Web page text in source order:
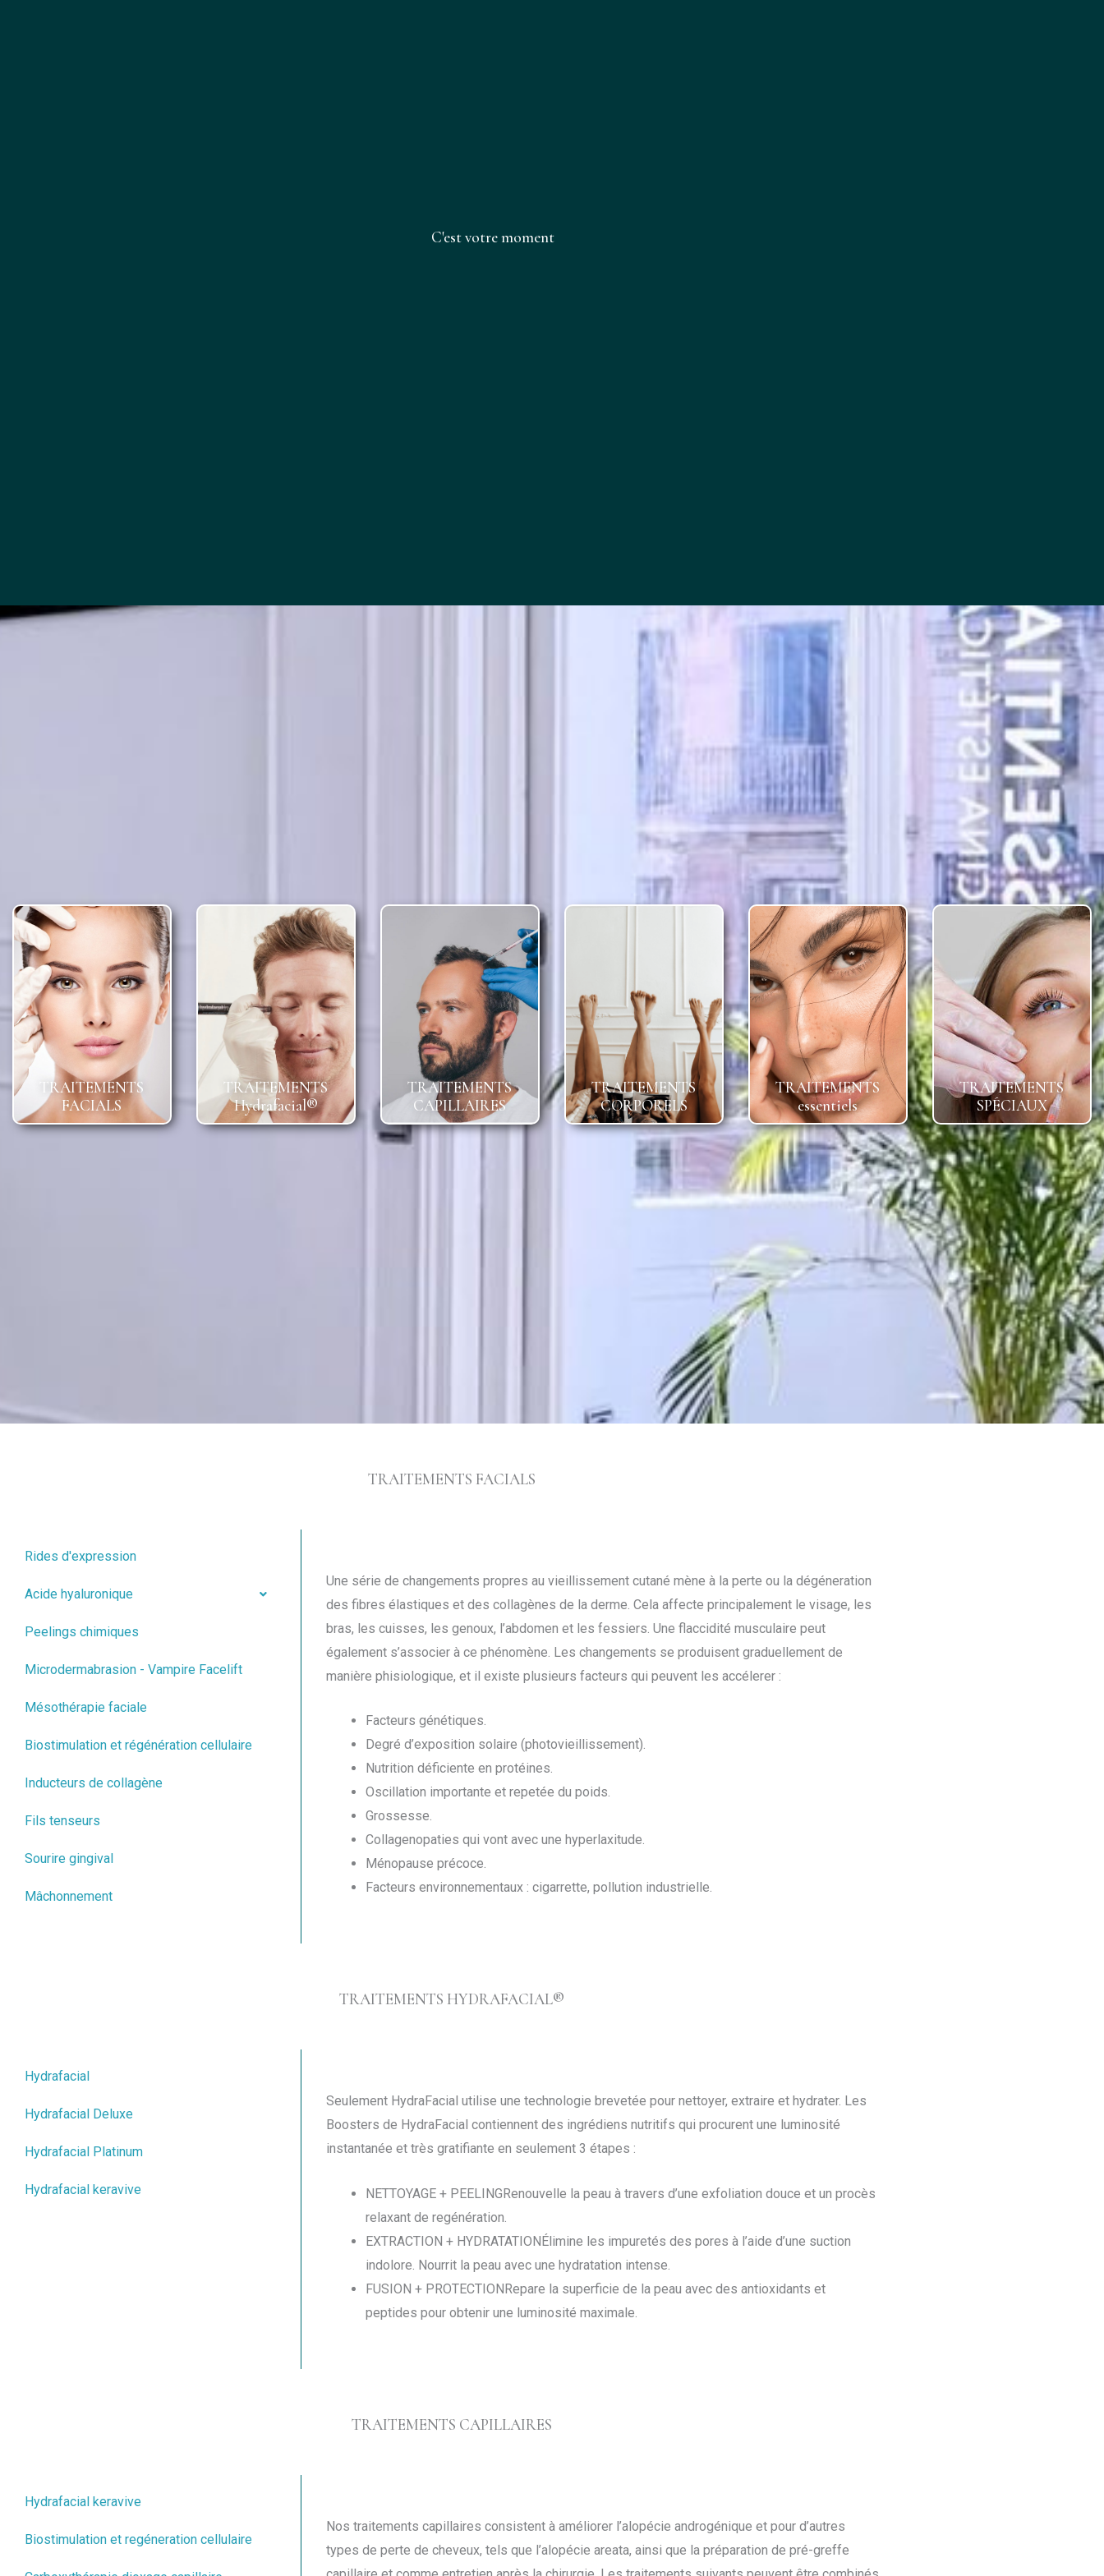
C'est votre moment
TRAITEMENTS
FACIALS
TRAITEMENTS
Hydrafacial®
TRAITEMENTS
CAPILLAIRES
TRAITEMENTS
CORPORELS
TRAITEMENTS
essentiels
TRAITEMENTS
SPÉCIAUX
TRAITEMENTS FACIALS
Rides d'expression
Acide hyaluronique
Peelings chimiques
Microdermabrasion - Vampire Facelift
Mésothérapie faciale
Biostimulation et régénération cellulaire
Inducteurs de collagène
Fils tenseurs
Sourire gingival
Mâchonnement
Une série de changements propres au vieillissement cutané mène à la perte ou la dégéneration
des fibres élastiques et des collagènes de la derme. Cela affecte principalement le visage, les
bras, les cuisses, les genoux, l’abdomen et les fessiers. Une flaccidité musculaire peut
également s’associer à ce phénomène. Les changements se produisent graduellement de
manière phisiologique, et il existe plusieurs facteurs qui peuvent les accélerer :
Facteurs génétiques.
Degré d’exposition solaire (photovieillissement).
Nutrition déficiente en protéines.
Oscillation importante et repetée du poids.
Grossesse.
Collagenopaties qui vont avec une hyperlaxitude.
Ménopause précoce.
Facteurs environnementaux : cigarrette, pollution industrielle.
TRAITEMENTS HYDRAFACIAL®
Hydrafacial
Hydrafacial Deluxe
Hydrafacial Platinum
Hydrafacial keravive
Seulement HydraFacial utilise une technologie brevetée pour nettoyer, extraire et hydrater. Les
Boosters de HydraFacial contiennent des ingrédiens nutritifs qui procurent une luminosité
instantanée et très gratifiante en seulement 3 étapes :
NETTOYAGE + PEELINGRenouvelle la peau à travers d’une exfoliation douce et un procès
relaxant de regénération.
EXTRACTION + HYDRATATIONÉlimine les impuretés des pores à l’aide d’une suction
indolore. Nourrit la peau avec une hydratation intense.
FUSION + PROTECTIONRepare la superficie de la peau avec des antioxidants et
peptides pour obtenir une luminosité maximale.
TRAITEMENTS CAPILLAIRES
Hydrafacial keravive
Biostimulation et regéneration cellulaire
Nos traitements capillaires consistent à améliorer l’alopécie androgénique et pour d’autres
types de perte de cheveux, tels que l’alopécie areata, ainsi que la préparation de pré-greffe